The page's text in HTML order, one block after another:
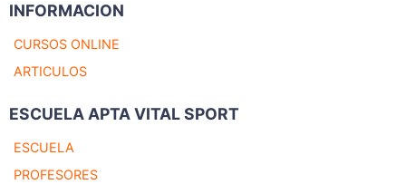
INFORMACION
CURSOS ONLINE
ARTICULOS
ESCUELA APTA VITAL SPORT
ESCUELA
PROFESORES